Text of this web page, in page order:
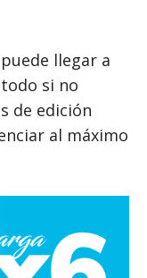
llegar a
si no
de edición
al máximo